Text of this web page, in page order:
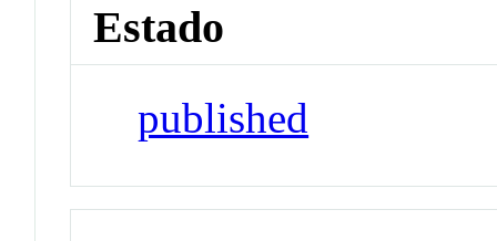
Estado
published